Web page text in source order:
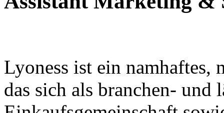
Lyoness ist ein namhaftes,
das sich als branchen- und